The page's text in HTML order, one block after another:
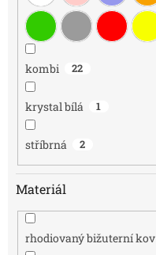
kombi 22
krystal bílá 1
stříbrná 2
Materiál
rhodiovaný bižuterní kov